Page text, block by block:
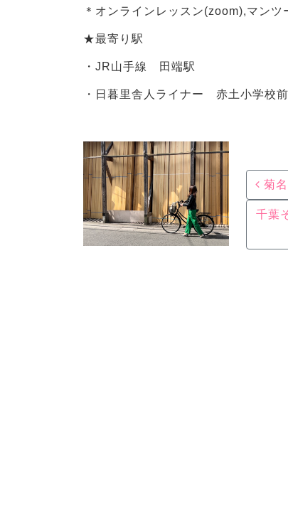
＊オンラインレッスン(zoom),マンツ
★最寄り駅
・JR山手線 田端駅
・日暮里舎人ライナー 赤土小学校
Post navigation 菊
千葉